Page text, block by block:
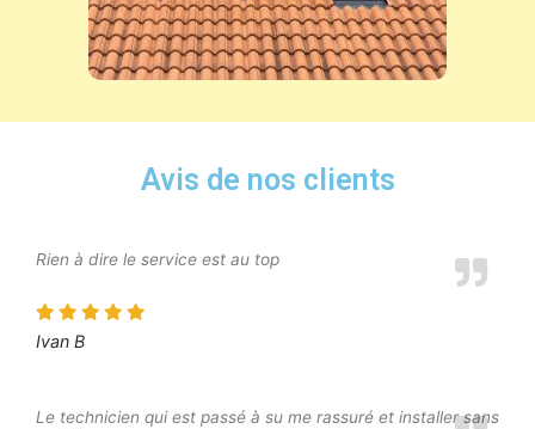
Avis de nos clients
Rien à dire le service est au top
Ivan B
Le technicien qui est passé à su me rassuré et installer sans